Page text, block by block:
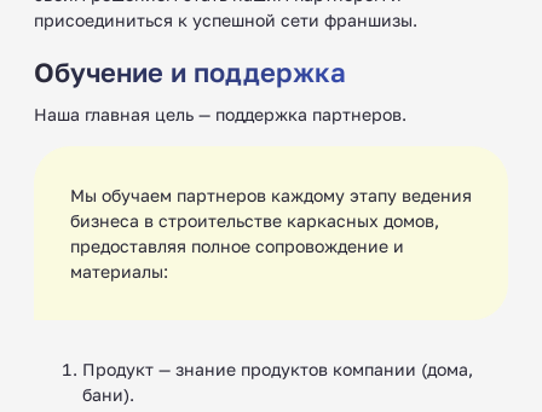
присоединиться к успешной сети франшизы.
Обучение и поддержка
Наша главная цель — поддержка партнеров.
Мы обучаем партнеров каждому этапу ведения
бизнеса в строительстве каркасных домов,
предоставляя полное сопровождение и
материалы:
Продукт — знание продуктов компании (дома,
бани).